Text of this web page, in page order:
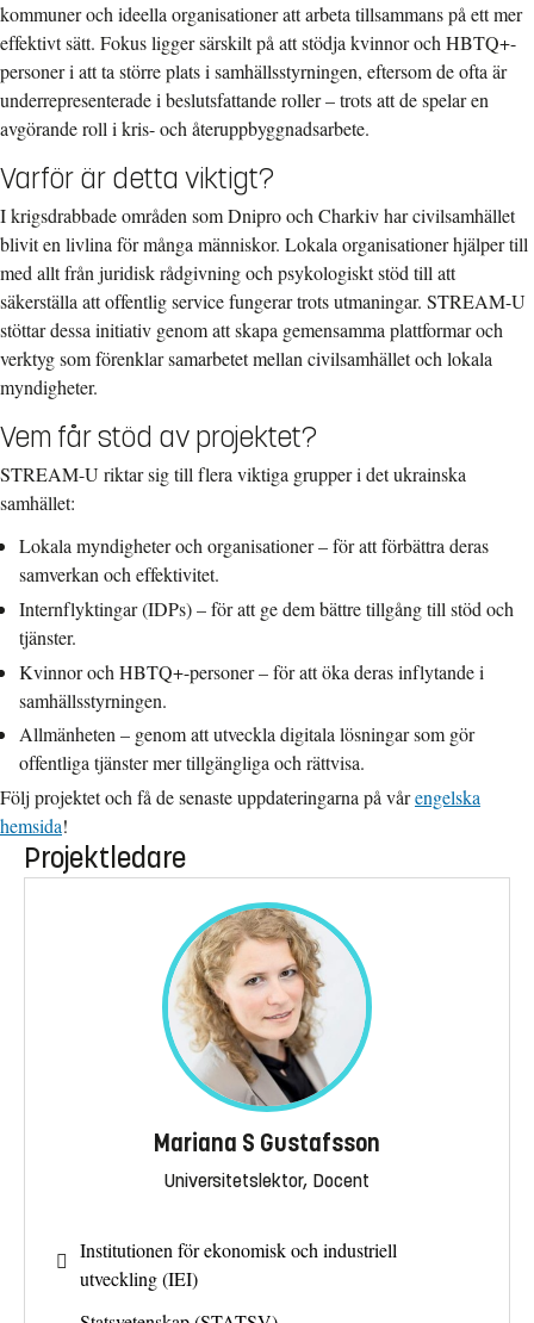
kommuner och ideella organisationer att arbeta tillsammans på ett mer
effektivt sätt. Fokus ligger särskilt på att stödja kvinnor och HBTQ+-
personer i att ta större plats i samhällsstyrningen, eftersom de ofta är
underrepresenterade i beslutsfattande roller – trots att de spelar en
avgörande roll i kris- och återuppbyggnadsarbete.
Varför är detta viktigt?
I krigsdrabbade områden som Dnipro och Charkiv har civilsamhället
blivit en livlina för många människor. Lokala organisationer hjälper till
med allt från juridisk rådgivning och psykologiskt stöd till att
säkerställa att offentlig service fungerar trots utmaningar. STREAM-U
stöttar dessa initiativ genom att skapa gemensamma plattformar och
verktyg som förenklar samarbetet mellan civilsamhället och lokala
myndigheter.
Vem får stöd av projektet?
STREAM-U riktar sig till flera viktiga grupper i det ukrainska
samhället:
Lokala myndigheter och organisationer – för att förbättra deras
samverkan och effektivitet.
Internflyktingar (IDPs) – för att ge dem bättre tillgång till stöd och
tjänster.
Kvinnor och HBTQ+-personer – för att öka deras inflytande i
samhällsstyrningen.
Allmänheten – genom att utveckla digitala lösningar som gör
offentliga tjänster mer tillgängliga och rättvisa.
Följ projektet och få de senaste uppdateringarna på vårengelska
hemsida!
Projektledare
Mariana S Gustafsson
Universitetslektor, Docent
Institutionen för ekonomisk och industriell
utveckling (IEI)